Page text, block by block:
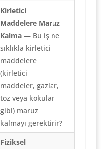
Kirletici
Maddelere Maruz
Kalma— Bu iş ne
sıklıkla kirletici
maddelere
(kirletici
maddeler, gazlar,
toz veya kokular
gibi) maruz
kalmayı gerektirir?
Fiziksel